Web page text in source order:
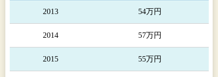
2013 54万円
2014 57万円
2015 55万円